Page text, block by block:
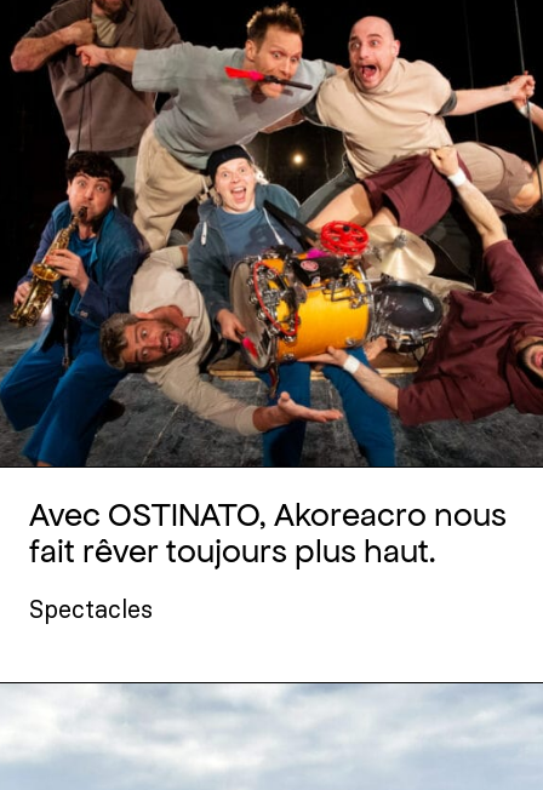
Avec OSTINATO, Akoreacro nous
fait rêver toujours plus haut.
Spectacles